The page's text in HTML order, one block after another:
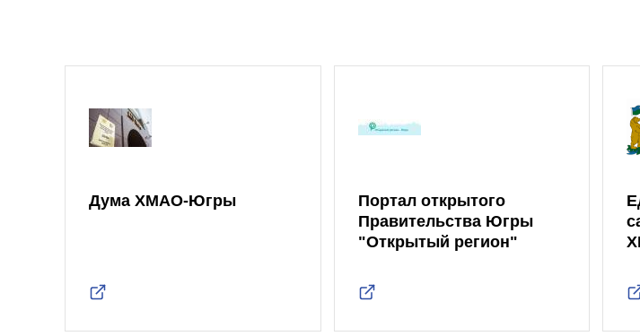
Дума ХМАО-Югры
Портал открытого
Правительства Югры
"Открытый регион"